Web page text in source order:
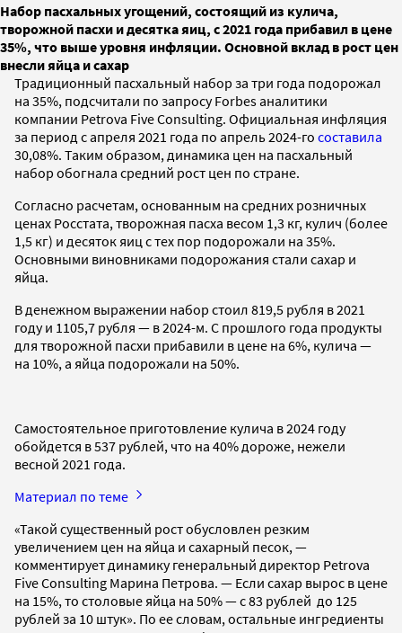
Набор пасхальных угощений, состоящий из кулича,
творожной пасхи и десятка яиц, с 2021 года прибавил в цене
35%, что выше уровня инфляции. Основной вклад в рост цен
внесли яйца и сахар
Традиционный пасхальный набор за три года подорожал
на 35%, подсчитали по запросу Forbes аналитики
компании Petrova Five Consulting. Официальная инфляция
за период с апреля 2021 года по апрель 2024-го составила
30,08%. Таким образом, динамика цен на пасхальный
набор обогнала средний рост цен по стране.
Согласно расчетам, основанным на средних розничных
ценах Росстата, творожная пасха весом 1,3 кг, кулич (более
1,5 кг) и десяток яиц с тех пор подорожали на 35%.
Основными виновниками подорожания стали сахар и
яйца.
В денежном выражении набор стоил 819,5 рубля в 2021
году и 1105,7 рубля — в 2024-м. С прошлого года продукты
для творожной пасхи прибавили в цене на 6%, кулича —
на 10%, а яйца подорожали на 50%.
Самостоятельное приготовление кулича в 2024 году
обойдется в 537 рублей, что на 40% дороже, нежели
весной 2021 года.
Материал по теме
«Такой существенный рост обусловлен резким
увеличением цен на яйца и сахарный песок, —
комментирует динамику генеральный директор Petrova
Five Consulting Марина Петрова. — Если сахар вырос в цене
на 15%, то столовые яйца на 50% — с 83 рублей до 125
рублей за 10 штук». По ее словам, остальные ингредиенты